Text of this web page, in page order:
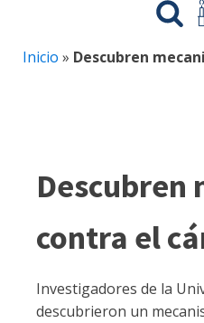
Inicio » Descubren
Descubren
contra el
Investigadores de la
descubrieron un